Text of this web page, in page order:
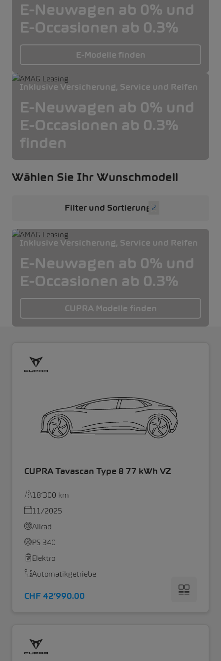
E-Neuwagen ab 0% und
E-Occasionen ab 0.3%
E-Modelle finden
Inklusive Versicherung, Service und Reifen
E-Neuwagen ab 0% und
E-Occasionen ab 0.3%
finden
Wählen Sie Ihr Wunschmodell
Filter und Sortierung 2
Inklusive Versicherung, Service und Reifen
E-Neuwagen ab 0% und
E-Occasionen ab 0.3%
CUPRA Modelle finden
CUPRA Tavascan Type 8 77 kWh VZ
18’300 km
11/2025
Allrad
PS 340
Elektro
Automatikgetriebe
CHF 42’990.00